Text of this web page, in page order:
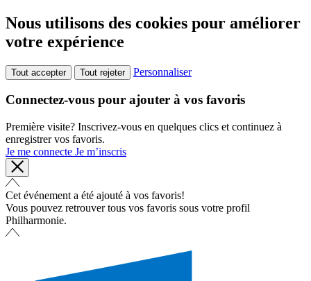
Nous utilisons des cookies pour améliorer
votre expérience
Tout accepter Tout rejeter Personnaliser
Connectez-vous pour ajouter à vos favoris
Première visite? Inscrivez-vous en quelques clics et continuez à
enregistrer vos favoris.
Je me connecte Je m’inscris
Cet événement a été ajouté à vos favoris!
Vous pouvez retrouver tous vos favoris sous votre profil
Philharmonie.